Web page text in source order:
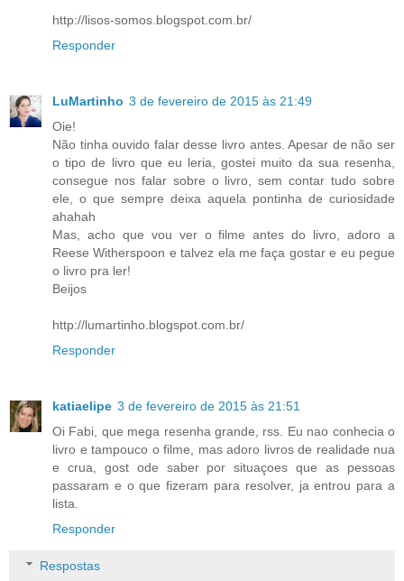
http://lisos-somos.blogspot.com.br/
Responder
LuMartinho 3 de fevereiro de 2015 às 21:49
Oie!
Não tinha ouvido falar desse livro antes. Apesar de não ser
o tipo de livro que eu leria, gostei muito da sua resenha,
consegue nos falar sobre o livro, sem contar tudo sobre
ele, o que sempre deixa aquela pontinha de curiosidade
ahahah
Mas, acho que vou ver o filme antes do livro, adoro a
Reese Witherspoon e talvez ela me faça gostar e eu pegue
o livro pra ler!
Beijos
http://lumartinho.blogspot.com.br/
Responder
katiaelipe 3 de fevereiro de 2015 às 21:51
Oi Fabi, que mega resenha grande, rss. Eu nao conhecia o
livro e tampouco o filme, mas adoro livros de realidade nua
e crua, gost ode saber por situaçoes que as pessoas
passaram e o que fizeram para resolver, ja entrou para a
lista.
Responder
Respostas